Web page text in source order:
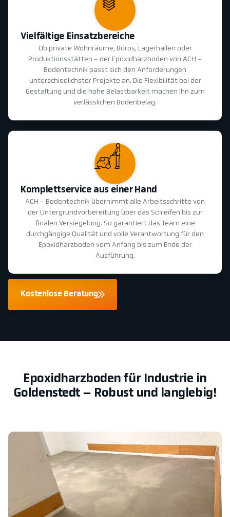
Vielfältige Einsatzbereiche
Ob private Wohnräume, Büros, Lagerhallen oder
Produktionsstätten - der Epoxidharzboden von ACH -
Bodentechnik passt sich den Anforderungen
unterschiedlichster Projekte an. Die Flexibilität bei der
Gestaltung und die hohe Belastbarkeit machen ihn zum
verlässlichen Bodenbelag.
Komplettservice aus einer Hand
ACH - Bodentechnik übernimmt alle Arbeitsschritte von
der Untergrundvorbereitung über das Schleifen bis zur
finalen Versiegelung. So garantiert das Team eine
durchgängige Qualität und volle Verantwortung für den
Epoxidharzboden vom Anfang bis zum Ende der
Ausführung.
Kostenlose Beratung
Epoxidharzboden für Industrie in
Goldenstedt – Robust und langlebig!